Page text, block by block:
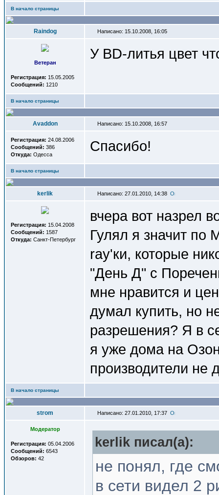
В начало страницы
Raindog Написано: 15.10.2008, 16:05
Ветеран
Регистрация: 15.05.2005
Сообщений: 1210
У BD-литья цвет
В начало страницы
Avaddon Написано: 15.10.2008, 16:57
Регистрация: 24.08.2006
Сообщений: 386
Откуда: Одесса
Спасибо!
В начало страницы
kerlik Написано: 27.01.2010, 14:38
Регистрация: 15.04.2008
Сообщений: 1587
Откуда: Санкт-Петербург
вчера вот назрел
Гулял я значит по
ray'ки, которые
"День Д" с
мне нравится и
думал купить, но
разрешения? Я в
я уже дома на
производители не
В начало страницы
strom Написано: 27.01.2010, 17:37
Модератор
Регистрация: 05.04.2006
Сообщений: 6543
Обзоров: 42
kerlik писал(a):
не понял, где
в сети видел 2